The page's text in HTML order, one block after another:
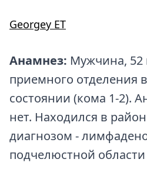
Georgey ET
Анамнез: Мужчина, 52
приемного отделения
состоянии (кома 1-2).
нет. Находился в
диагнозом -
подчелюстной области